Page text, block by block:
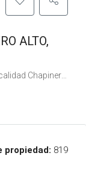
ALTO,
Central, 110221, Colombia
propiedad: 819